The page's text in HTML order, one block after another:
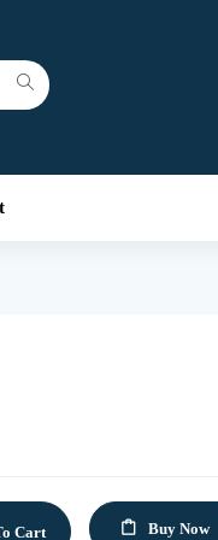
Cart Buy Now